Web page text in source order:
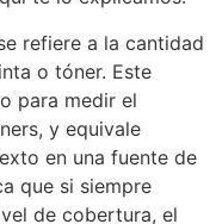
refiere a la cantidad
o tóner. Este
para medir el
y equivale
en una fuente de
que si siempre
de cobertura, el